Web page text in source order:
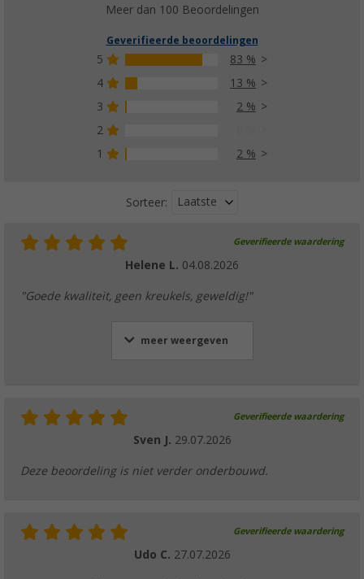
vanaf€ 6,99Adviesprijs
Meer dan 100 Beoordelingen
Geverifieerde beoordelingen
5
83 %
4
13 %
3
2 %
2
1
2 %
Sorteer: Laatste
Geverifieerde waardering
Helene L. 04.08.2026
"Goede kwaliteit, geen kreukels, geweldig!"
meer weergeven
Geverifieerde waardering
Sven J. 29.07.2026
Deze beoordeling is niet verder onderbouwd.
Geverifieerde waardering
Udo C. 27.07.2026